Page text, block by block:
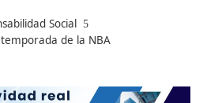
Social
de la NBA